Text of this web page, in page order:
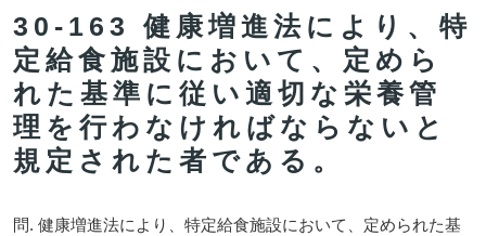
30-163 健康増進法により、特
定給食施設において、定めら
れた基準に従い適切な栄養管
理を行わなければならないと
規定された者である。
問. 健康増進法により、特定給食施設において、定められた基